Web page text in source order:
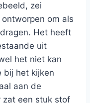
zei
om als
Het heeft
uit
het niet kan
bij het kijken
aan de
zat een stuk stof